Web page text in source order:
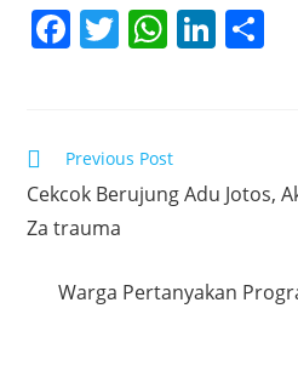
F
e
b
o
k
T
er
W
s
A
p
Li
dI
n
Read
more
articles
Previous Post
Cekcok Berujung Adu Jotos,
Za trauma
Warga Pertanyakan